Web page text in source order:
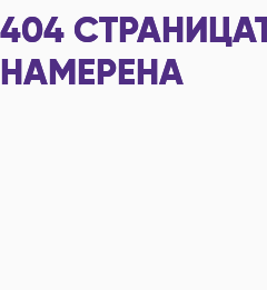
404
НАМЕРЕНА